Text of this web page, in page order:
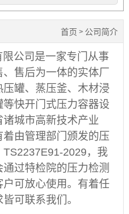
首页 > 公司简介
公司是一家专门从事
售后为一体的实体厂
罐、蒸压釜、木材浸
快开门式压力容器设
城市高新技术产业
由管理部门颁发的压
2029，我
过特检院的压力检测
可放心使用。有着任
可联系我们。